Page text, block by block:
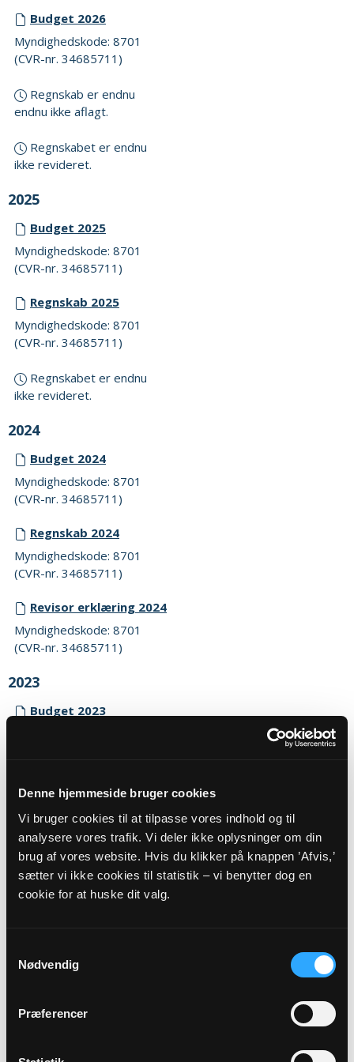
Denne hjemmeside bruger cookies
Vi bruger cookies til at tilpasse vores indhold og til
analysere vores trafik. Vi deler ikke oplysninger om din
brug af vores website. Hvis du klikker på knappen ’Afvis,’
sætter vi ikke cookies til statistik – vi benytter dog en
cookie for at huske dit valg.
Nødvendig
Præferencer
Budget 2026
Myndighedskode: 8701
(CVR-nr. 34685711)
Regnskab er endnu
endnu ikke aflagt.
Regnskabet er endnu
ikke revideret.
2025
Budget 2025
Myndighedskode: 8701
(CVR-nr. 34685711)
Regnskab 2025
Myndighedskode: 8701
(CVR-nr. 34685711)
Regnskabet er endnu
ikke revideret.
2024
Budget 2024
Myndighedskode: 8701
(CVR-nr. 34685711)
Regnskab 2024
Myndighedskode: 8701
(CVR-nr. 34685711)
Revisor erklæring 2024
Myndighedskode: 8701
(CVR-nr. 34685711)
2023
Budget 2023
(CVR-nr. 34685711)
Revisor erklæring 2023
Myndighedskode: 8701
(CVR-nr. 34685711)
Budget 2022